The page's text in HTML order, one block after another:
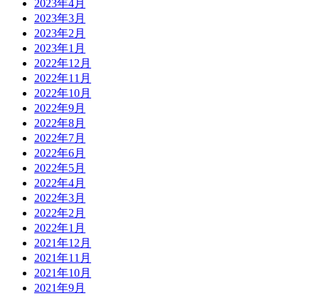
2023年4月
2023年3月
2023年2月
2023年1月
2022年12月
2022年11月
2022年10月
2022年9月
2022年8月
2022年7月
2022年6月
2022年5月
2022年4月
2022年3月
2022年2月
2022年1月
2021年12月
2021年11月
2021年10月
2021年9月